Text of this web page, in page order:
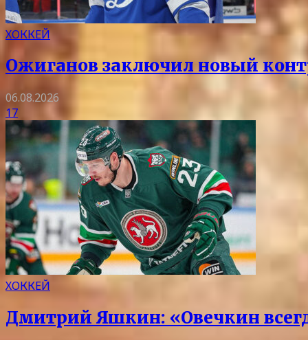
ХОККЕЙ
Ожиганов заключил новый
06.08.2026
17
ХОККЕЙ
Дмитрий Яшкин: «Овечкин